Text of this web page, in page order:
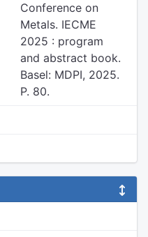
Conference on
Metals. IECME
2025 : program
and abstract book.
Basel: MDPI, 2025.
P. 80.